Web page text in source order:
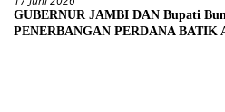
GUBERNUR JAMBI DAN Bupati
PENERBANGAN PERDANA BATIK